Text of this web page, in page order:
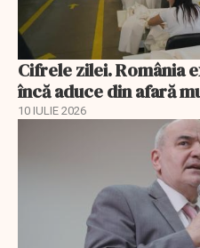
Cifrele zilei. România
încă aduce din afară
10 IULIE 2026